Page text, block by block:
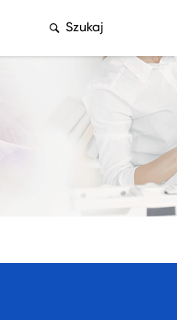
Szukaj